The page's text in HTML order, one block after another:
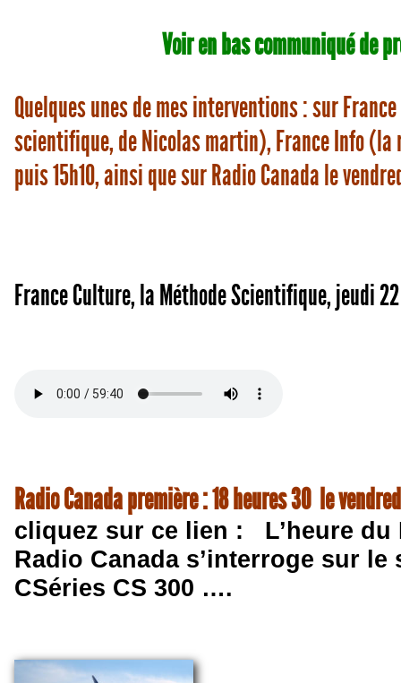
Voir en bas communiqué de
Quelques unes de mes interventions : sur
scientifique, de Nicolas martin), France Info (la
puis 15h10, ainsi que sur Radio Canada le
France Culture, la Méthode Scientifique, jeudi
Radio Canada première : 18 heures 30 le
cliquez sur ce lien : L’heure du
Radio Canada s’interroge sur
CSéries CS 300 ….